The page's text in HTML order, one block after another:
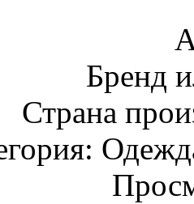
Бренд
Страна